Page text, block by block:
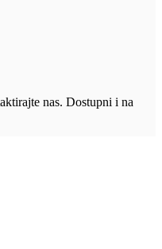
nas. Dostupni i na